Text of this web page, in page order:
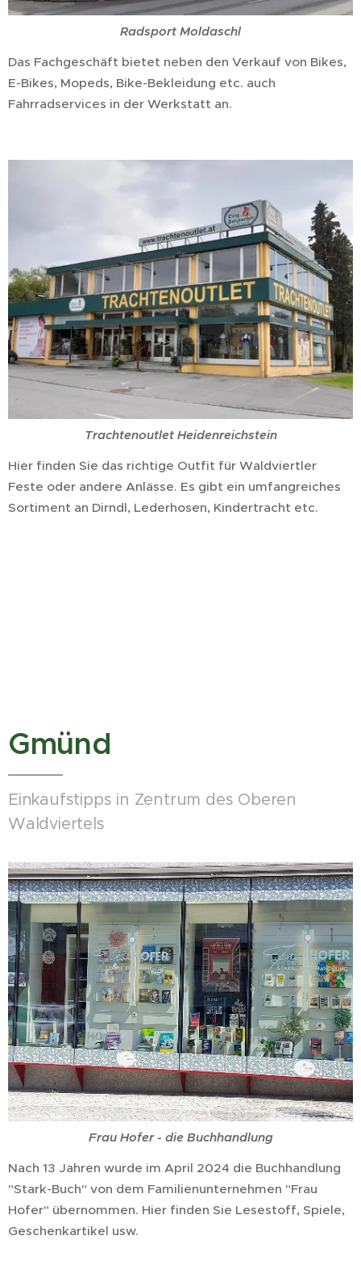
Radsport Moldaschl
Das Fachgeschäft bietet neben den Verkauf von Bikes,
E-Bikes, Mopeds, Bike-Bekleidung etc. auch
Fahrradservices in der Werkstatt an.
Trachtenoutlet Heidenreichstein
Hier finden Sie das richtige Outfit für Waldviertler
Feste oder andere Anlässe. Es gibt ein umfangreiches
Sortiment an Dirndl, Lederhosen, Kindertracht etc.
Gmünd
Einkaufstipps in Zentrum des Oberen
Waldviertels
Frau Hofer - die Buchhandlung
Nach 13 Jahren wurde im April 2024 die Buchhandlung
"Stark-Buch" von dem Familienunternehmen "Frau
Hofer" übernommen. Hier finden Sie Lesestoff, Spiele,
Geschenkartikel usw.